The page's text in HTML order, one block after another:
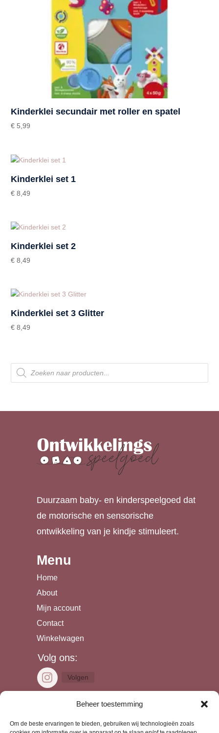
Beheer toestemming
Om de beste ervaringen te bieden, gebruiken wij technologieën zoals
Kinderklei secundair met roller en spatel
€ 5,99
Kinderklei set 1
€ 8,49
Kinderklei set 2
€ 8,49
Kinderklei set 3 Glitter
€ 8,49
Producten
zoeken
Duurzaam baby- en kinderspeelgoed dat
de motorische en sensorische
ontwikkeling van je kindje stimuleert.
Menu
Home
About
Mijn account
Contact
Winkelwagen
Volg ons:
Volgen